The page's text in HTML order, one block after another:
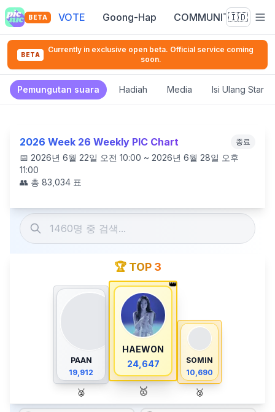
BETA VOTE Goong-Hap COMMUNITY🇮🇩
BETA
Currently in exclusive open beta. Official service coming
soon.
Pemungutan suara Hadiah Media Isi Ulang Star
2026 Week 26 Weekly PIC Chart 종료
📅 2026년 6월 22일 오전 10:00 ~ 2026년 6월 28일 오후
11:00
👥 총 83,034 표
🏆 TOP 3
PAAN
19,912
🥈
👑
HAEWON
24,647
🥇
SOMIN
10,690
🥉